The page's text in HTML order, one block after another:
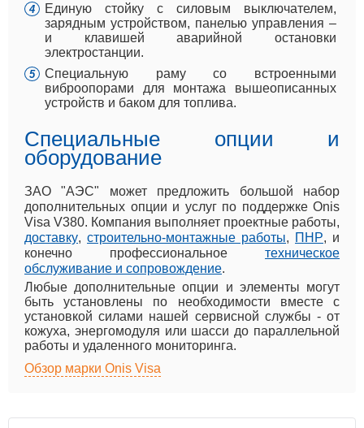
Единую стойку с силовым выключателем,
зарядным устройством, панелью управления –
и клавишей аварийной остановки
электростанции.
Специальную раму со встроенными
виброопорами для монтажа вышеописанных
устройств и баком для топлива.
Специальные опции и
оборудование
ЗАО "АЭС" может предложить большой набор
дополнительных опции и услуг по поддержке Onis
Visa V380. Компания выполняет проектные работы,
доставку, строительно-монтажные работы, ПНР, и
конечно профессиональное техническое
обслуживание и сопровождение.
Любые дополнительные опции и элементы могут
быть установлены по необходимости вместе с
установкой силами нашей сервисной службы - от
кожуха, энергомодуля или шасси до параллельной
работы и удаленного мониторинга.
Обзор марки Onis Visa